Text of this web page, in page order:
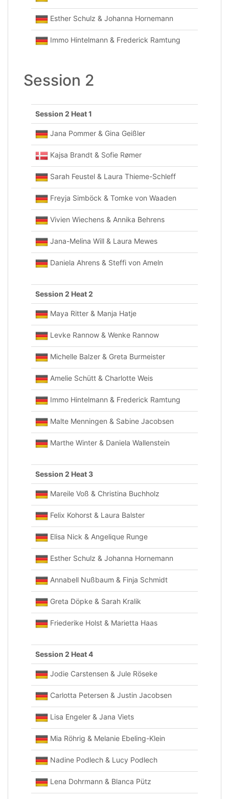
Esther Schulz & Johanna Hornemann
Immo Hintelmann & Frederick Ramtung
Session 2
Session 2 Heat 1
Jana Pommer & Gina Geißler
Kajsa Brandt & Sofie Rømer
Sarah Feustel & Laura Thieme-Schleff
Freyja Simböck & Tomke von Waaden
Vivien Wiechens & Annika Behrens
Jana-Melina Will & Laura Mewes
Daniela Ahrens & Steffi von Ameln
Session 2 Heat 2
Maya Ritter & Manja Hatje
Levke Rannow & Wenke Rannow
Michelle Balzer & Greta Burmeister
Amelie Schütt & Charlotte Weis
Immo Hintelmann & Frederick Ramtung
Malte Menningen & Sabine Jacobsen
Marthe Winter & Daniela Wallenstein
Session 2 Heat 3
Mareile Voß & Christina Buchholz
Felix Kohorst & Laura Balster
Elisa Nick & Angelique Runge
Esther Schulz & Johanna Hornemann
Annabell Nußbaum & Finja Schmidt
Greta Döpke & Sarah Kralik
Friederike Holst & Marietta Haas
Session 2 Heat 4
Jodie Carstensen & Jule Röseke
Carlotta Petersen & Justin Jacobsen
Lisa Engeler & Jana Viets
Mia Röhrig & Melanie Ebeling-Klein
Nadine Podlech & Lucy Podlech
Lena Dohrmann & Blanca Pütz